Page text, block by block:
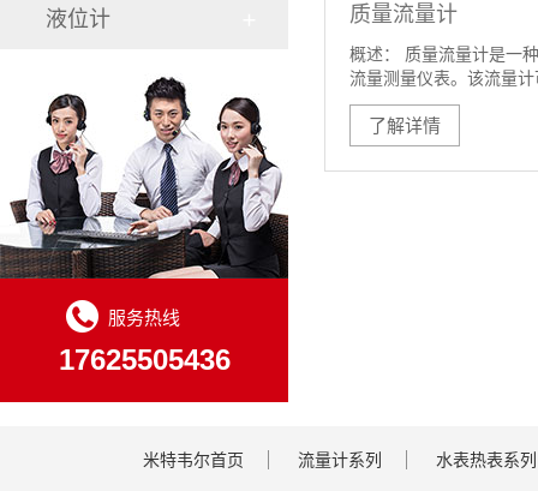
液位计
服务热线
17625505436
质量流量计
概述： 质量流量计是一
流量测量仪表。该流量
了解详情
米特韦尔首页 流量计系列 水表热表系列